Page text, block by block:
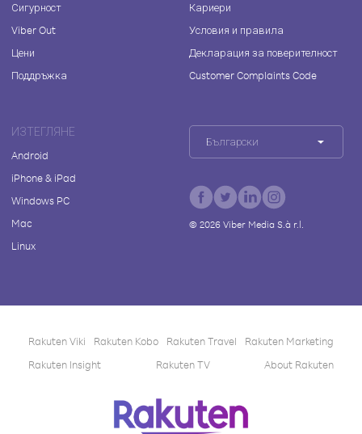
Сигурност
Viber Out
Цени
Поддръжка
Кариери
Условия и правила
Декларация за поверителност
Customer Complaints Code
ИЗТЕГЛЯНЕ
Android
iPhone & iPad
Windows PC
Mac
Linux
Български
© 2026Viber Media S.à r.l.
Rakuten Viki Rakuten Kobo Rakuten Travel
Rakuten Marketing
Rakuten Insight
Rakuten TV About Rakuten